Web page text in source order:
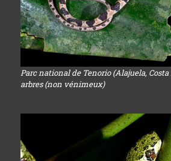
Parc national de Tenorio (Alajuela,
arbres (non vénimeux)